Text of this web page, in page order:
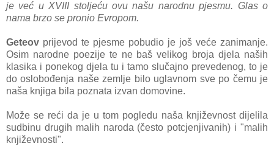
je već u XVIII stoljeću ovu našu narodnu pjesmu. Glas o
nama brzo se pronio Evropom.
Geteov prijevod te pjesme pobudio je još veće zanimanje.
Osim narodne poezije te ne baš velikog broja djela naših
klasika i ponekog djela tu i tamo slučajno prevedenog, to je
do oslobođenja naše zemlje bilo uglavnom sve po čemu je
naša knjiga bila poznata izvan domovine.
Može se reći da je u tom pogledu naša književnost dijelila
sudbinu drugih malih naroda (često potcjenjivanih) i "malih
književnosti".